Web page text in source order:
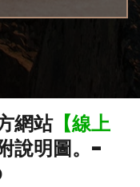
網站【線上
說明圖。 -